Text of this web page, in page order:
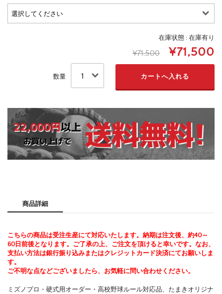
在庫状態 : 在庫有り
¥71,500 ¥71,500
数量
商品詳細
こちらの商品は受注生産にて対応いたします。 納期は注文後、約40～
60日前後となります。ご了承の上、ご注文を頂けると幸いです。なお、
支払い方法は銀行振り込みまたはクレジットカード決済にてお願いしま
す。
ご不明な点などございましたら、お気軽に問い合わせください。
ミズノプロ・硬式用オーダー・高校野球ルール対応品、たまきオリジナ